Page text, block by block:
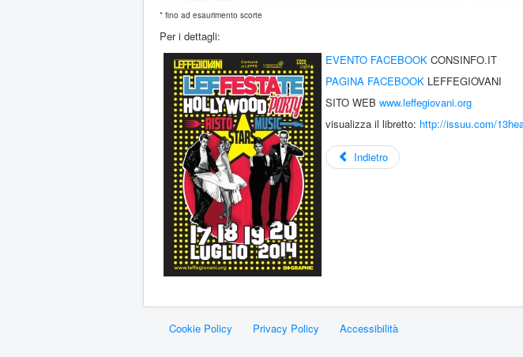
* fino ad esaurimento scorte
Per i dettagli:
EVENTO FACEBOOK CONSINFO.IT
PAGINA FACEBOOK LEFFEGIOVANI
SITO WEB www.leffegiovani.org
visualizza il libretto: http://issuu.com/
Indietro
Cookie Policy Privacy Policy Accessibilità